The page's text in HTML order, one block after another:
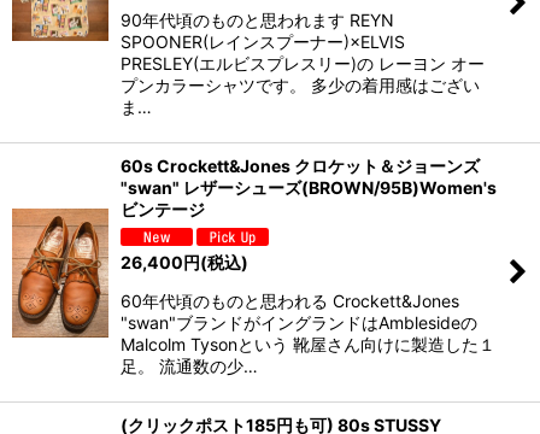
90年代頃のものと思われます REYN
SPOONER(レインスプーナー)×ELVIS
PRESLEY(エルビスプレスリー)の レーヨン オー
プンカラーシャツです。 多少の着用感はござい
ま…
60s Crockett&Jones クロケット＆ジョーンズ
"swan" レザーシューズ(BROWN/95B)Women's
ビンテージ
26,400円(税込)
60年代頃のものと思われる Crockett&Jones
"swan"ブランドがイングランドはAmblesideの
Malcolm Tysonという 靴屋さん向けに製造した１
足。 流通数の少…
(クリックポスト185円も可) 80s STUSSY